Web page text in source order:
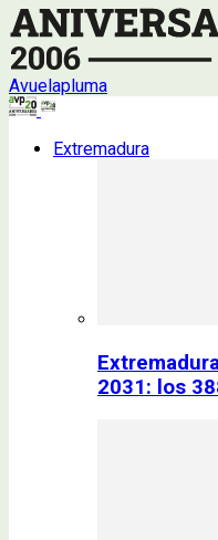
Avuelapluma
Extremadura
2031: los